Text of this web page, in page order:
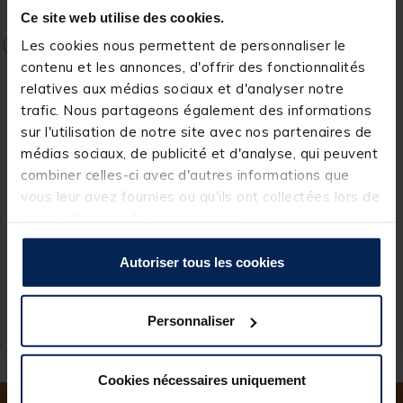
Ce site web utilise des cookies.
Les cookies nous permettent de personnaliser le
contenu et les annonces, d'offrir des fonctionnalités
relatives aux médias sociaux et d'analyser notre
trafic. Nous partageons également des informations
sur l'utilisation de notre site avec nos partenaires de
médias sociaux, de publicité et d'analyse, qui peuvent
combiner celles-ci avec d'autres informations que
vous leur avez fournies ou qu'ils ont collectées lors de
Autoriser tous les cookies
Personnaliser
Cookies nécessaires uniquement
WILLIAMSON
Leurres high Speed
[object Object] out of 5 Customer Rating
7,99 € Ajouter au panier